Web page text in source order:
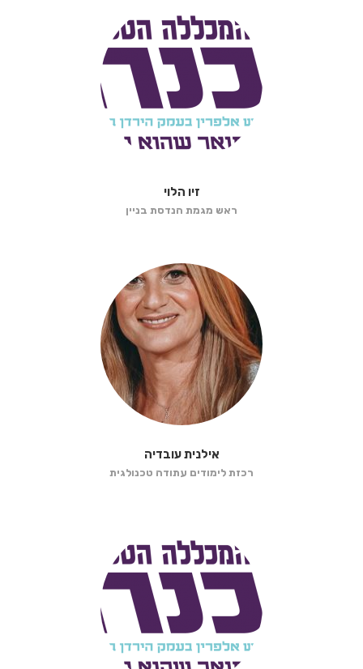
זיו הלוי
ראש מגמת הנדסת בניין
אילנית עובדיה
רכזת לימודים עתודה טכנולגית